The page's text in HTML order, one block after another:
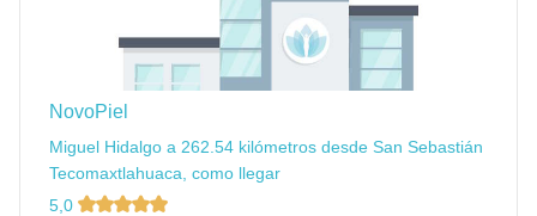
NovoPiel
Miguel Hidalgo a 262.54 kilómetros desde San Sebastián
Tecomaxtlahuaca, como llegar
5,0